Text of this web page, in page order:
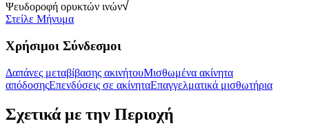
Ψευδοροφή ορυκτών ινών
Στείλε Μήνυμα
Χρήσιμοι Σύνδεσμοι
Δαπάνες μεταβίβασης ακινήτουΜισθωμένα ακίνητα
απόδοσηςΕπενδύσεις σε ακίνηταΕπαγγελματικά μισθωτήρια
Σχετικά με την Περιοχή